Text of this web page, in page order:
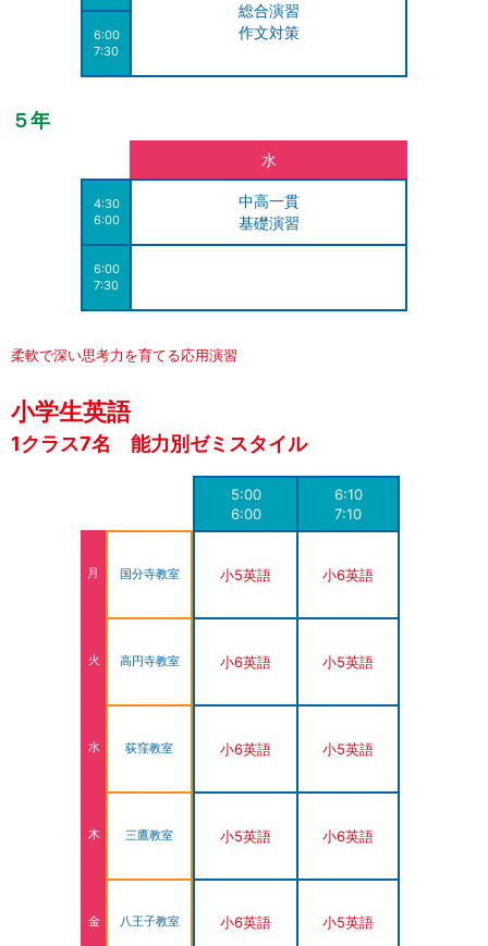
6:00
7:30
総合演習
作文対策
５年
4:30
6:00
6:00
7:30
水
中高一貫
基礎演習
柔軟で深い思考力を育てる応用演習
小学生英語
1クラス7名 能力別ゼミスタイル
月
火
水
木
金
国分寺教室
高円寺教室
荻窪教室
三鷹教室
八王子教室
5:00
6:00
小5英語
小6英語
小6英語
小5英語
小6英語
6:10
7:10
小6英語
小5英語
小5英語
小6英語
小5英語